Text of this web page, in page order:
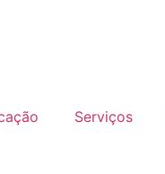
Serviços